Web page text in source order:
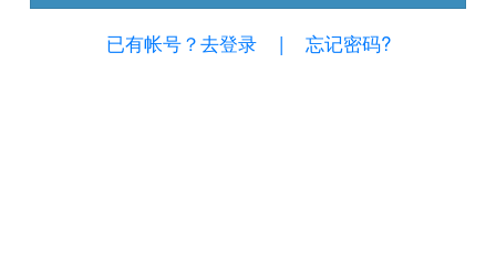
已有帐号？去登录| 忘记密码?